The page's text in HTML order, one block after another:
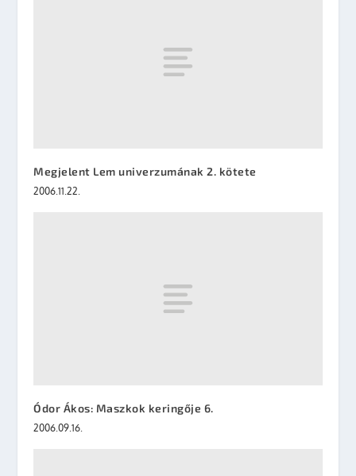
Megjelent Lem univerzumának 2. kötete
2006.11.22.
Ódor Ákos: Maszkok keringője 6.
2006.09.16.